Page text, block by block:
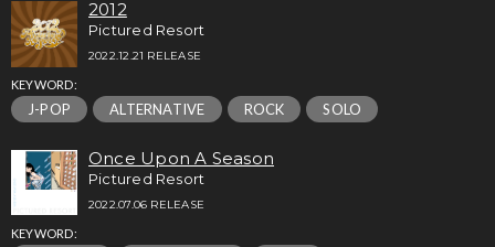
2012
Pictured Resort
2022.12.21 RELEASE
KEYWORD:
J-POP ALTERNATIVE ROCK SOLO
Once Upon A Season
Pictured Resort
2022.07.06 RELEASE
KEYWORD: